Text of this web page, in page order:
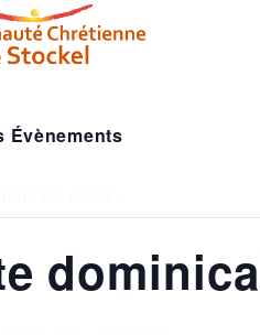
Évènements